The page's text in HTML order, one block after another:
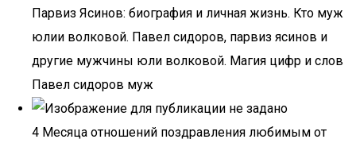
Парвиз Ясинов: биография и личная жизнь. Кто муж
юлии волковой. Павел сидоров, парвиз ясинов и
другие мужчины юли волковой. Магия цифр и слов
Павел сидоров муж
4 Месяца отношений поздравления любимым от